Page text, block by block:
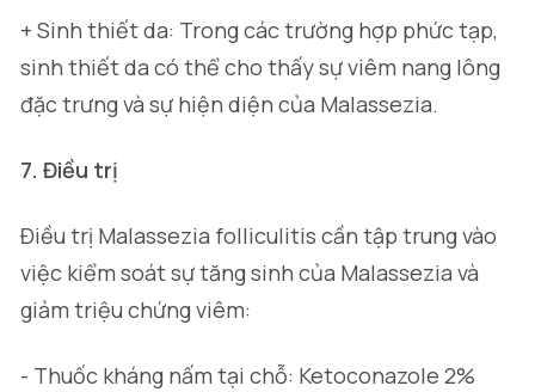
+ Sinh thiết da: Trong các trường hợp phức tạp,
sinh thiết da có thể cho thấy sự viêm nang lông
đặc trưng và sự hiện diện của Malassezia.
7. Điều trị
Điều trị Malassezia folliculitis cần tập trung vào
việc kiểm soát sự tăng sinh của Malassezia và
giảm triệu chứng viêm:
- Thuốc kháng nấm tại chỗ: Ketoconazole 2%